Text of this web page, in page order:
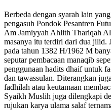
Berbeda dengan syarah lain
pengasuh Pondok Pesantren
Am Jamiyyah Ahlith Thariqah
masanya itu terdiri dari dua jilid.
pada tahun 1382 H/1962 M
seputar pembacaan manaqib
penggunaan hadits dhaif untuk
dan tawassulan. Diterangkan
fadhilah atau keutamaan
Syaikh Muslih juga dilengkapi
rujukan karya ulama salaf